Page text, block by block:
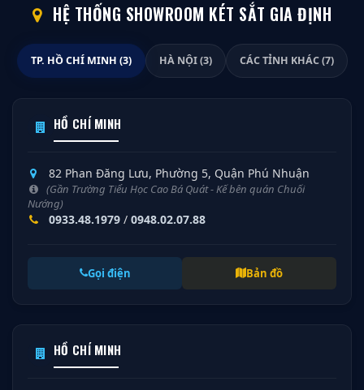
HỆ THỐNG SHOWROOM KÉT SẮT GIA ĐỊNH
TP. HỒ CHÍ MINH (3) HÀ NỘI (3) CÁC TỈNH KHÁC (7)
HỒ CHÍ MINH
82 Phan Đăng Lưu, Phường 5, Quận Phú Nhuận
(Gần Trường Tiểu Học Cao Bá Quát - Kế bên quán Chuối
Nướng)
0933.48.1979 / 0948.02.07.88
Gọi điện Bản đồ
HỒ CHÍ MINH